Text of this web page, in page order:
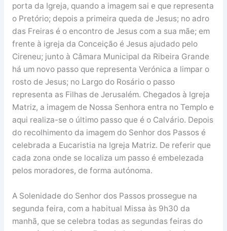
porta da Igreja, quando a imagem sai e que representa
o Pretório; depois a primeira queda de Jesus; no adro
das Freiras é o encontro de Jesus com a sua mãe; em
frente à igreja da Conceição é Jesus ajudado pelo
Cireneu; junto à Câmara Municipal da Ribeira Grande
há um novo passo que representa Verónica a limpar o
rosto de Jesus; no Largo do Rosário o passo
representa as Filhas de Jerusalém. Chegados à Igreja
Matriz, a imagem de Nossa Senhora entra no Templo e
aqui realiza-se o último passo que é o Calvário. Depois
do recolhimento da imagem do Senhor dos Passos é
celebrada a Eucaristia na Igreja Matriz. De referir que
cada zona onde se localiza um passo é embelezada
pelos moradores, de forma autónoma.
A Solenidade do Senhor dos Passos prossegue na
segunda feira, com a habitual Missa às 9h30 da
manhã, que se celebra todas as segundas feiras do